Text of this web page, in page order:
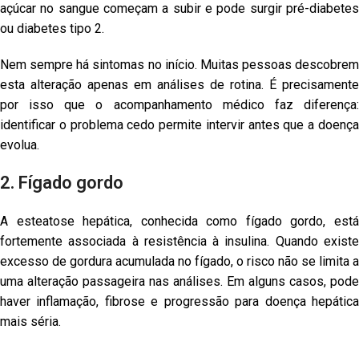
açúcar no sangue começam a subir e pode surgir pré-diabetes
ou diabetes tipo 2.
Nem sempre há sintomas no início. Muitas pessoas descobrem
esta alteração apenas em análises de rotina. É precisamente
por isso que o acompanhamento médico faz diferença:
identificar o problema cedo permite intervir antes que a doença
evolua.
2. Fígado gordo
A esteatose hepática, conhecida como fígado gordo, está
fortemente associada à resistência à insulina. Quando existe
excesso de gordura acumulada no fígado, o risco não se limita a
uma alteração passageira nas análises. Em alguns casos, pode
haver inflamação, fibrose e progressão para doença hepática
mais séria.